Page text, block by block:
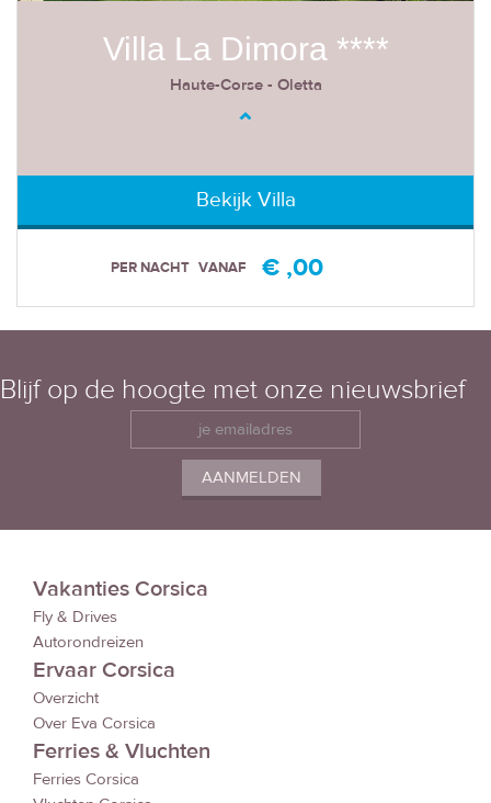
Villa La Dimora ****
Haute-Corse - Oletta
Bekijk Villa
VANAF
PER NACHT € ,00
Blijf op de hoogte met onze nieuwsbrief
Vakanties Corsica
Fly & Drives
Autorondreizen
Ervaar Corsica
Overzicht
Over Eva Corsica
Ferries & Vluchten
Ferries Corsica